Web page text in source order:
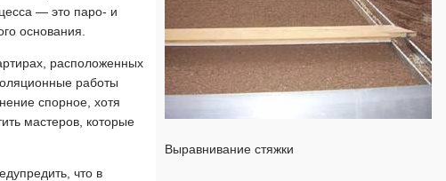
Выравнивание стяжки
— это паро- и
основания.
расположенных
работы
спорное, хотя
мастеров, которые
что в